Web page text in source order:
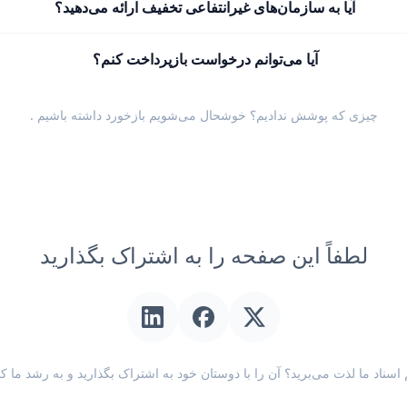
آیا به سازمان‌های غیرانتفاعی تخفیف ارائه می‌دهید؟
آیا می‌توانم درخواست بازپرداخت کنم؟
چیزی که پوشش ندادیم؟ خوشحال می‌شویم بازخورد داشته باشیم .
لطفاً این صفحه را به اشتراک بگذارید
اسناد ما لذت می‌برید؟ آن را با دوستان خود به اشتراک بگذارید و به رشد ما